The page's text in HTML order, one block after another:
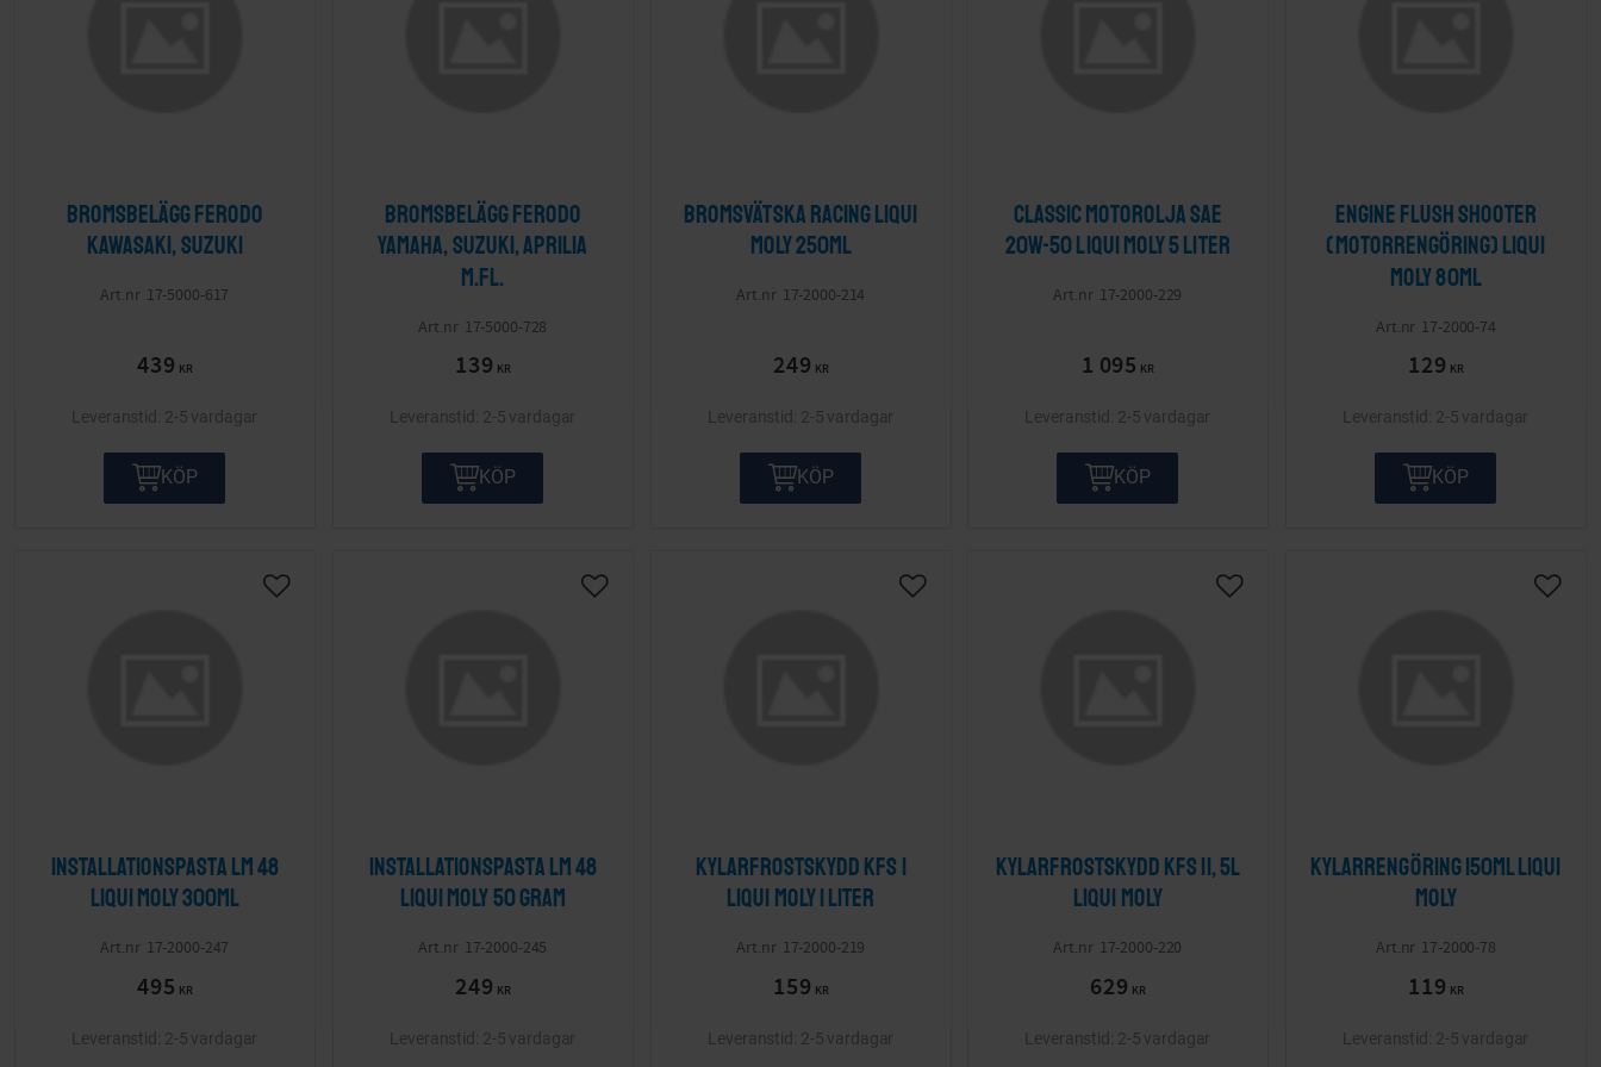
Bromsbelägg Ferodo
Kawasaki, Suzuki
17-5000-617
439 KR
2-5 vardagar
KÖP
Bromsbelägg Ferodo
Yamaha, Suzuki, Aprilia
m.fl.
17-5000-728
139 KR
2-5 vardagar
KÖP
Bromsvätska Racing LIQUI
MOLY 250ml
17-2000-214
249 KR
2-5 vardagar
KÖP
Classic Motorolja Sae
20W-50 LIQUI MOLY 5 liter
17-2000-229
1 095 KR
2-5 vardagar
KÖP
Engine Flush Shooter
(Motorrengöring) LIQUI
MOLY 80ml
17-2000-74
129 KR
2-5 vardagar
KÖP
Installationspasta Lm 48
LIQUI MOLY 300ml
17-2000-247
495 KR
Lägg till i önskelista
2-5 vardagar
Installationspasta Lm 48
LIQUI MOLY 50 gram
17-2000-245
249 KR
Lägg till i önskelista
2-5 vardagar
Kylarfrostskydd Kfs 1
LIQUI MOLY 1 liter
17-2000-219
159 KR
Lägg till i önskelista
2-5 vardagar
Kylarfrostskydd Kfs 11, 5l
LIQUI MOLY
17-2000-220
629 KR
Lägg till i önskelista
2-5 vardagar
Kylarrengöring 150ml LIQUI
MOLY
17-2000-78
119 KR
Lägg
2-5 vardagar